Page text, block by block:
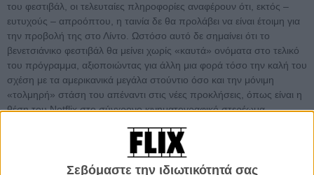
Σεβόμαστε την ιδιωτικότητά σας
του φεστιβάλ, οι τελευταίες πληροφορίες αναφέρουν ότι, εκτός –
ευτυχούς – απροόπτου, η ταινία δε θα προλάβει να είναι έτοιμη για
την προβολή της στο Λίντο. Ωστόσο αυτό δε σημαίνει ότι το
βενετσιάνικο φεστιβάλ θα μείνει χωρίς «καυτά» ονόματα στο τελικό
του πρόγραμμα, αξιοποιώντας για άλλη μια φορά τόσο την καλή του
σχέση με τα αμερικανικά μεγάλα στούντιο όσο και την μόνιμη
«τολμηρή» στάση του απέναντι στις νέες προκλήσεις, όπως είναι η
θέση του Netflix στο σύγχρονο κινηματογραφικό στερέωμα.
Η Λουκρέσια Μαρτέλ είναι η Πρόεδρος της
Κριτικής Επιτροπής στο 76ο Διεθνές Φεστιβάλ
Κινηματογράφου της Βενετίας